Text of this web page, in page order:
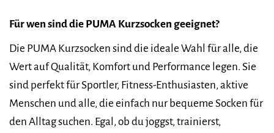
Für wen sind die PUMA Kurzsocken geeignet?
Die PUMA Kurzsocken sind die ideale Wahl für alle, die
Wert auf Qualität, Komfort und Performance legen. Sie
sind perfekt für Sportler, Fitness-Enthusiasten, aktive
Menschen und alle, die einfach nur bequeme Socken für
den Alltag suchen. Egal, ob du joggst, trainierst,